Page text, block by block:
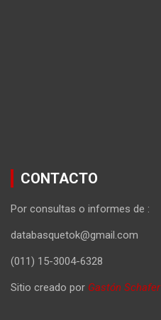
CONTACTO
Por consultas o informes de :
databasquetok@gmail.com
(011) 15-3004-6328
Sitio creado por Gastón Schafer